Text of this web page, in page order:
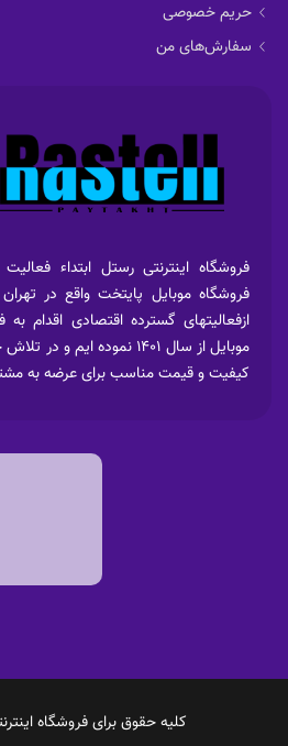
حریم خصوصی
سفارش‌های من
فروشگاه موبایل پایتخت واقع در
ازفعالیتهای گسترده اقتصادی اقدام
موبایل از سال 1401 نموده
کیفیت و قیمت مناسب برای عرضه به
کلیه حقوق برای فروشگاه